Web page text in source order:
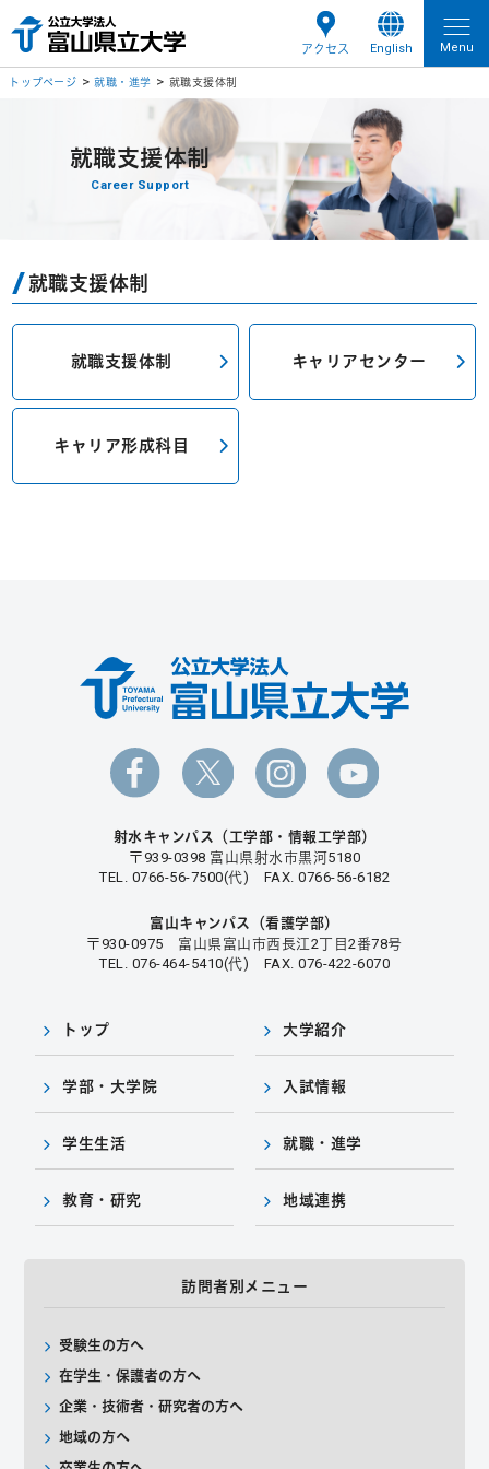
アクセス English Menu
トップページ 就職・進学 就職支援体制
就職支援体制
Career Support
就職支援体制
就職支援体制 キャリアセンター
キャリア形成科目
射水キャンパス（工学部・情報工学部）
〒939-0398 富山県射水市黒河5180
TEL. 0766-56-7500(代) FAX. 0766-56-6182
富山キャンパス（看護学部）
〒930-0975 富山県富山市西長江2丁目2番78号
TEL. 076-464-5410(代) FAX. 076-422-6070
トップ 大学紹介
学部・大学院 入試情報
学生生活 就職・進学
教育・研究 地域連携
訪問者別メニュー
受験生の方へ
在学生・保護者の方へ
企業・技術者・研究者の方へ
地域の方へ